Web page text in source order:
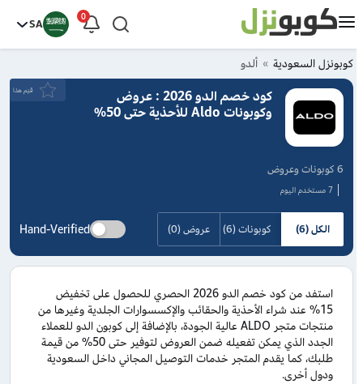
0
SA
كوبونزل السعودية ألدو
كود خصم الدو 2026 : عروض
وكوبونات Aldo للأحذية حتى 50%
6 كوبونات وعروض
7 مستخدم اليوم
قيَم هذا
الكل (6) كوبونات (6) عروض (0) Hand-Verified
استفد من كود خصم الدو 2026 الحصري للحصول على تخفيض
15% عند شراء الأحذية والحقائب والإكسسوارات الجلدية وغيرها من
منتجات متجر ALDO عالية الجودة، بالإضافة إلى كوبون الدو للعملاء
الجدد الذي يمكن تفعيله ضمن العروض لتوفير حتى 50% من قيمة
طلبك، كما يقدم المتجر خدمات التوصيل المجاني داخل السعودية
ودول أخرى.